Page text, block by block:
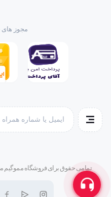
مجوز های
تمامی حقوق برای فروشگاه